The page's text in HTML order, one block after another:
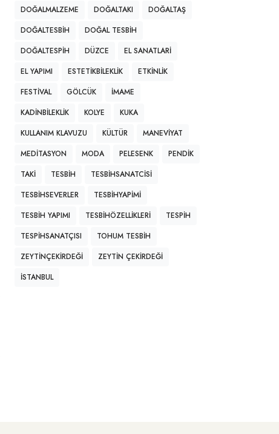
DOĞALMALZEME
DOĞALTAKI
DOĞALTAŞ
DOĞALTESBIH
DOĞAL TESBIH
DOĞALTESPIH
DÜZCE
EL SANATLARI
EL YAPIMI
ESTETIKBILEKLIK
ETKINLIK
FESTIVAL
GÖLCÜK
IMAME
KADINBILEKLIK
KOLYE
KUKA
KULLANIM KLAVUZU
KÜLTÜR
MANEVIYAT
MEDITASYON
MODA PELESENK
PENDIK
TAKI
TESBIH
TESBIHSANATCISI
TESBIHSEVERLER
TESBIHYAPIMI
TESBIH YAPIMI
TESBIHÖZELLIKLERI
TESPIH
TESPIHSANATÇISI
TOHUM TESBIH
ZEYTINÇEKIRDEĞI
ZEYTIN ÇEKIRDEĞI
İSTANBUL